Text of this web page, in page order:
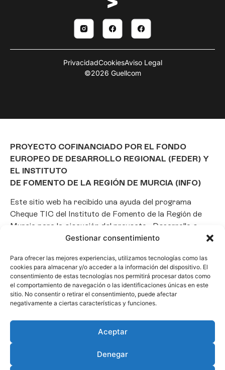
Gestionar consentimiento
Para ofrecer las mejores experiencias, utilizamos tecnologías como las
cookies para almacenar y/o acceder a la información del dispositivo. El
consentimiento de estas tecnologías nos permitirá procesar datos como
el comportamiento de navegación o las identificaciones únicas en este
sitio. No consentir o retirar el consentimiento, puede afectar
negativamente a ciertas características y funciones.
Aceptar
Denegar
©2026 Guellcom
PrivacidadCookiesAviso Legal
PROYECTO COFINANCIADO POR EL FONDO
EUROPEO DE DESARROLLO REGIONAL (FEDER) Y
EL INSTITUTO
DE FOMENTO DE LA REGIÓN DE MURCIA (INFO)
Este sitio web ha recibido una ayuda del programa
Cheque TIC del Instituto de Fomento de la Región de
Murcia para la ejecución del proyecto «Desarrollo e
implantación de un Chatbot de Inteligencia Artificial
promover la transformación digital, la automatización
de consultas y la optimización de la gestión de clientes
en el ámbito empresarial.